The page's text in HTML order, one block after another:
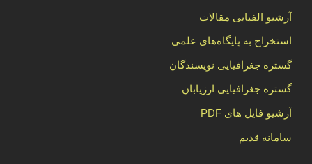
آرشیو الفبایی مقالات
استخراج به پایگاه‌های علمی
گستره جغرافیایی نویسندگان
گستره جغرافیایی ارزیابان
آرشیو فایل های PDF
سامانه قدیم